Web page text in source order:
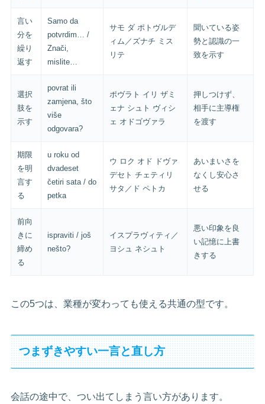
言い
分を
繰り
返す
Samo da
potvrdim… /
Znači,
mislite…
サモ ダ ポトヴルデ
ィム／ズナチ ミス
リテ
聞いている姿
勢と認識の一
致を示す
選択
肢を
示す
povrat ili
zamjena, što
više
odgovara?
ポヴラト イリ ザミ
ェナ シュト ヴィシ
ェ オドゴヴァラ
押しつけず、
相手に主導権
を渡す
期限
を明
言す
る
u roku od
dvadeset
četiri sata / do
petka
ウ ロク オド ドヴァ
デセト チェティリ
サタ／ド ペトカ
あいまいさを
なくし安心さ
せる
前向
きに
締め
る
ispraviti / još
nešto?
イスプラヴィティ／
ヨシュ ネシュト
悪い印象を良
い記憶に上書
きする
この5つは、業種が変わっても使える共通の型です。
つまずきやすい一言と直し方
会話の途中で、つい出てしまう言い方があります。